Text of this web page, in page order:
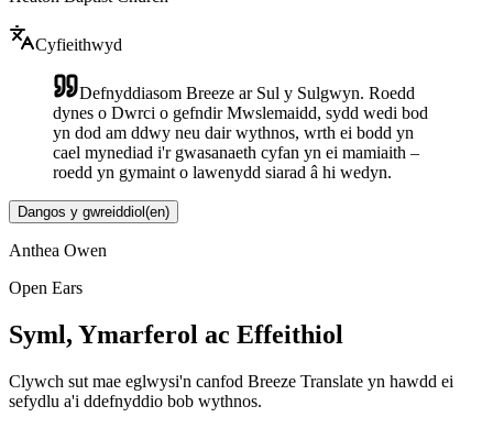
Cyfieithwyd
Defnyddiasom Breeze ar Sul y Sulgwyn. Roedd
dynes o Dwrci o gefndir Mwslemaidd, sydd wedi bod
yn dod am ddwy neu dair wythnos, wrth ei bodd yn
cael mynediad i'r gwasanaeth cyfan yn ei mamiaith –
roedd yn gymaint o lawenydd siarad â hi wedyn.
Dangos y gwreiddiol (en)
Anthea Owen
Open Ears
Syml, Ymarferol ac Effeithiol
Clywch sut mae eglwysi'n canfod Breeze Translate yn hawdd ei
sefydlu a'i ddefnyddio bob wythnos.